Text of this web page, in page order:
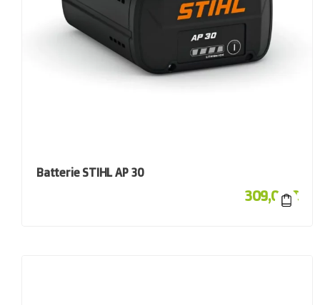
Batterie STIHL AP 30
309,00€